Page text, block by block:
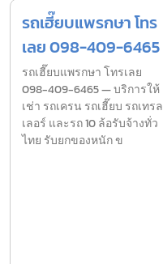
รถเฮี๊ยบแพรกษา โทร
เลย 098-409-6465
รถเฮี๊ยบแพรกษา โทรเลย
098-409-6465 — บริการให้
เช่า รถเครน รถเฮี๊ยบ รถเทรล
เลอร์ และรถ 10 ล้อรับจ้างทั่ว
ไทย รับยกของหนัก ข